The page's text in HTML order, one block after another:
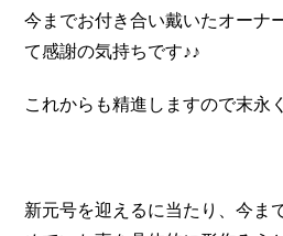
今までお付き合い戴いたオーナ
て感謝の気持ちです♪♪
これからも精進しますので末永
新元号を迎えるに当たり、今ま